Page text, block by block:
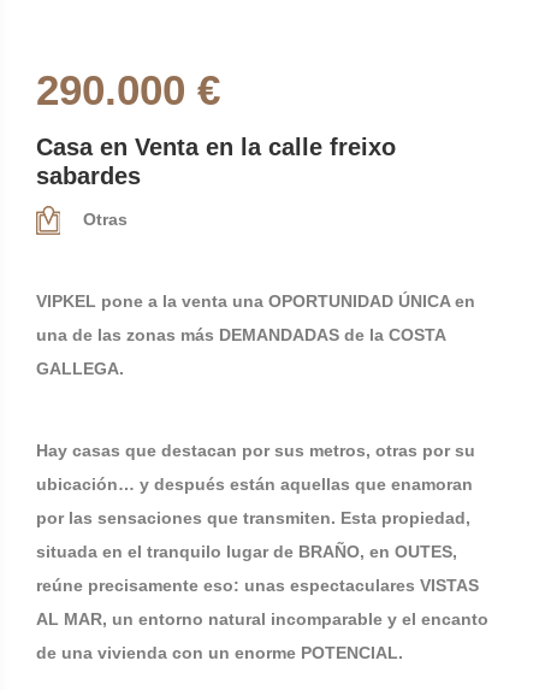
290.000 €
Casa en Venta en la calle freixo
sabardes
Otras
VIPKEL pone a la venta una OPORTUNIDAD ÚNICA en
una de las zonas más DEMANDADAS de la COSTA
GALLEGA.
Hay casas que destacan por sus metros, otras por su
ubicación… y después están aquellas que enamoran
por las sensaciones que transmiten. Esta propiedad,
situada en el tranquilo lugar de BRAÑO, en OUTES,
reúne precisamente eso: unas espectaculares VISTAS
AL MAR, un entorno natural incomparable y el encanto
de una vivienda con un enorme POTENCIAL.